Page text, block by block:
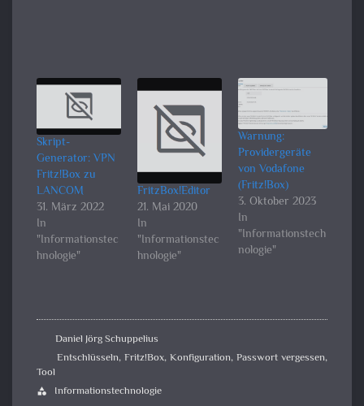
Skript-
Generator: VPN
Fritz!Box zu
LANCOM
31. März 2022
In
"Informationstec
hnologie"
FritzBox!Editor
21. Mai 2020
In
"Informationstec
hnologie"
Warnung:
Providergeräte
von Vodafone
(Fritz!Box)
3. Oktober 2023
In
"Informationstech
nologie"
Daniel Jörg Schuppelius
Entschlüsseln, Fritz!Box, Konfiguration, Passwort vergessen,
Tool
category Informationstechnologie